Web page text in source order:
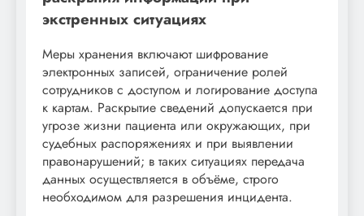
экстренных ситуациях
Меры хранения включают шифрование
электронных записей, ограничение ролей
сотрудников с доступом и логирование доступа
к картам. Раскрытие сведений допускается при
угрозе жизни пациента или окружающих, при
судебных распоряжениях и при выявлении
правонарушений; в таких ситуациях передача
данных осуществляется в объёме, строго
необходимом для разрешения инцидента.